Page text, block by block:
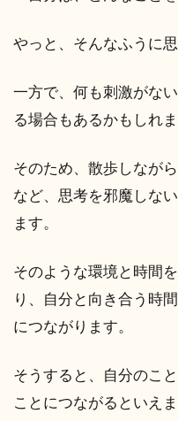
やっと、そんなふうに
一方で、何も刺激がな
る場合もあるかもしれま
そのため、散歩しなが
など、思考を邪魔しな
ます。
そのような環境と時間
り、自分と向き合う時
につながります。
そうすると、自分のこ
ことにつながるといえま